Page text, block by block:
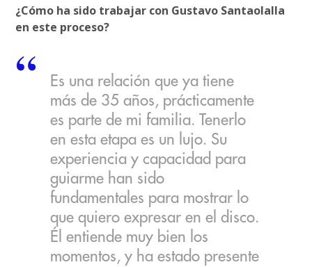
¿Cómo ha sido trabajar con Gustavo Santaolalla
en este proceso?
Es una relación que ya tiene
más de 35 años, prácticamente
es parte de mi familia. Tenerlo
en esta etapa es un lujo. Su
experiencia y capacidad para
guiarme han sido
fundamentales para mostrar lo
que quiero expresar en el disco.
Él entiende muy bien los
momentos, y ha estado presente